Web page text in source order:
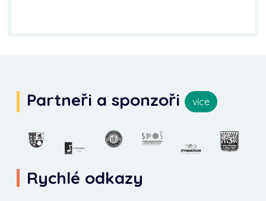
Partneři a sponzoři více
Rychlé odkazy